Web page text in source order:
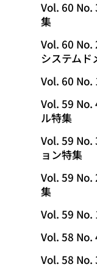
Vol. 60 No.
集
Vol. 60 No.
システムド
Vol. 60
Vol. 59 No.
ル特集
Vol. 59 No.
ョン特集
Vol. 59 No.
集
Vol. 59 No.
Vol. 58 No.
Vol. 58 No.